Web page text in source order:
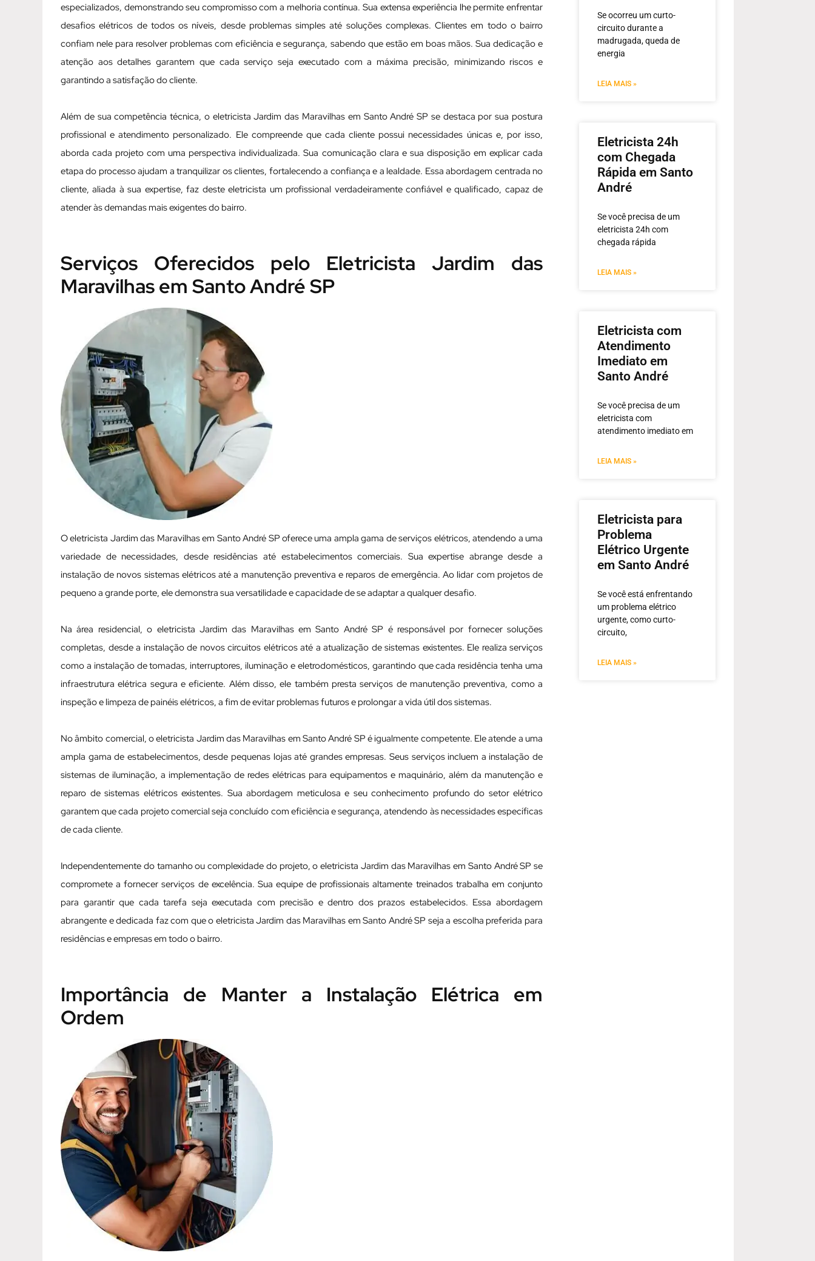
especializados, demonstrando seu compromisso com a melhoria contínua. Sua extensa experiência lhe permite enfrentar
desafios elétricos de todos os níveis, desde problemas simples até soluções complexas. Clientes em todo o bairro
confiam nele para resolver problemas com eficiência e segurança, sabendo que estão em boas mãos. Sua dedicação e
atenção aos detalhes garantem que cada serviço seja executado com a máxima precisão, minimizando riscos e
garantindo a satisfação do cliente.
Além de sua competência técnica, o eletricista Jardim das Maravilhas em Santo André SP se destaca por sua postura
profissional e atendimento personalizado. Ele compreende que cada cliente possui necessidades únicas e, por isso,
aborda cada projeto com uma perspectiva individualizada. Sua comunicação clara e sua disposição em explicar cada
etapa do processo ajudam a tranquilizar os clientes, fortalecendo a confiança e a lealdade. Essa abordagem centrada no
cliente, aliada à sua expertise, faz deste eletricista um profissional verdadeiramente confiável e qualificado, capaz de
atender às demandas mais exigentes do bairro.
Serviços Oferecidos pelo Eletricista Jardim das
Maravilhas em Santo André SP
O eletricista Jardim das Maravilhas em Santo André SP oferece uma ampla gama de serviços elétricos, atendendo a uma
variedade de necessidades, desde residências até estabelecimentos comerciais. Sua expertise abrange desde a
instalação de novos sistemas elétricos até a manutenção preventiva e reparos de emergência. Ao lidar com projetos de
pequeno a grande porte, ele demonstra sua versatilidade e capacidade de se adaptar a qualquer desafio.
Na área residencial, o eletricista Jardim das Maravilhas em Santo André SP é responsável por fornecer soluções
completas, desde a instalação de novos circuitos elétricos até a atualização de sistemas existentes. Ele realiza serviços
como a instalação de tomadas, interruptores, iluminação e eletrodomésticos, garantindo que cada residência tenha uma
infraestrutura elétrica segura e eficiente. Além disso, ele também presta serviços de manutenção preventiva, como a
inspeção e limpeza de painéis elétricos, a fim de evitar problemas futuros e prolongar a vida útil dos sistemas.
No âmbito comercial, o eletricista Jardim das Maravilhas em Santo André SP é igualmente competente. Ele atende a uma
ampla gama de estabelecimentos, desde pequenas lojas até grandes empresas. Seus serviços incluem a instalação de
sistemas de iluminação, a implementação de redes elétricas para equipamentos e maquinário, além da manutenção e
reparo de sistemas elétricos existentes. Sua abordagem meticulosa e seu conhecimento profundo do setor elétrico
garantem que cada projeto comercial seja concluído com eficiência e segurança, atendendo às necessidades específicas
de cada cliente.
Independentemente do tamanho ou complexidade do projeto, o eletricista Jardim das Maravilhas em Santo André SP se
compromete a fornecer serviços de excelência. Sua equipe de profissionais altamente treinados trabalha em conjunto
para garantir que cada tarefa seja executada com precisão e dentro dos prazos estabelecidos. Essa abordagem
abrangente e dedicada faz com que o eletricista Jardim das Maravilhas em Santo André SP seja a escolha preferida para
residências e empresas em todo o bairro.
Importância de Manter a Instalação Elétrica em
Ordem
Se ocorreu um curto-
circuito durante a
madrugada, queda de
energia
LEIA MAIS »
Eletricista 24h
com Chegada
Rápida em Santo
André
Se você precisa de um
eletricista 24h com
chegada rápida
LEIA MAIS »
Eletricista com
Atendimento
Imediato em
Santo André
Se você precisa de um
eletricista com
atendimento imediato em
LEIA MAIS »
Eletricista para
Problema
Elétrico Urgente
em Santo André
Se você está enfrentando
um problema elétrico
urgente, como curto-
circuito,
LEIA MAIS »